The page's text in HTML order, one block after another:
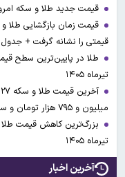
قیمت جدید طلا و سکه امروز ۲۶ تیرماه ۱۴۰۵/
قیمتی را نشانه گرفت + جدول
تیرماه ۱۴۰۵
میلیون و ۷۹۵ هزار تومان و سکه ۱۸۸ میلیون و ۵۰۰ هزار تومان شد
تیرماه ۱۴۰۵
آخرین اخبار